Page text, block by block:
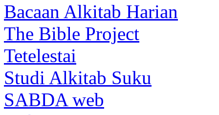
Bacaan Alkitab Harian
The Bible Project
Tetelestai
Studi Alkitab Suku
SABDA web